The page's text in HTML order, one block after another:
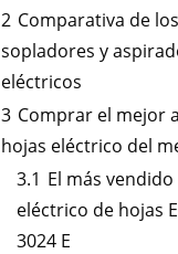
2 Comparativa de
sopladores y
eléctricos
3 Comprar el mejor
hojas eléctrico del
3.1 El más
eléctrico de hojas
3024 E